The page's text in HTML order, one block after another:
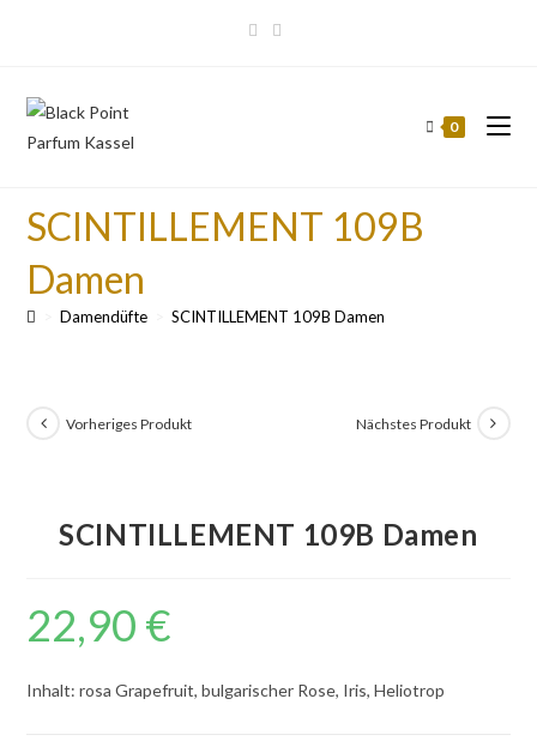
0
SCINTILLEMENT 109B
Damen
Damendüfte SCINTILLEMENT 109B Damen
Vorheriges Produkt Nächstes Produkt
SCINTILLEMENT 109B Damen
22,90 €
Inhalt: rosa Grapefruit, bulgarischer Rose, Iris, Heliotrop